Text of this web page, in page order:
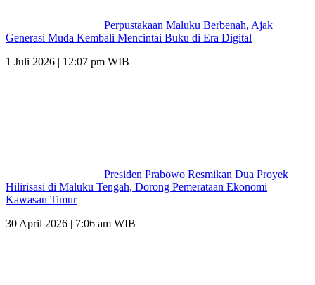
Perpustakaan Maluku Berbenah, Ajak
Generasi Muda Kembali Mencintai Buku di Era Digital
1 Juli 2026 | 12:07 pm WIB
Presiden Prabowo Resmikan Dua Proyek
Hilirisasi di Maluku Tengah, Dorong Pemerataan Ekonomi
Kawasan Timur
30 April 2026 | 7:06 am WIB